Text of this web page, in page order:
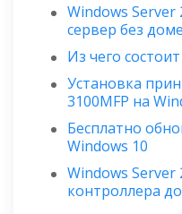
Windows
сервер без
Из чего
Установка
3100MFP на
Бесплатно
Windows 10
Windows Server
контроллера